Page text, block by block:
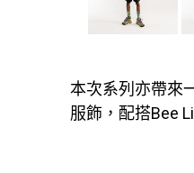
本次系列亦帶來
服飾，配搭Bee